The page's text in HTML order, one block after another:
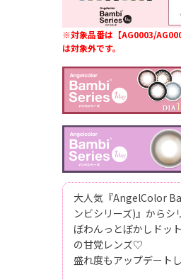
※対象品番は【AG0003/
は対象外です。
大人気『AngelColor
ンビシリーズ)』から
ぼわんっとぼかしドッ
の甘党レンズ♡
盛れ度もアップデート